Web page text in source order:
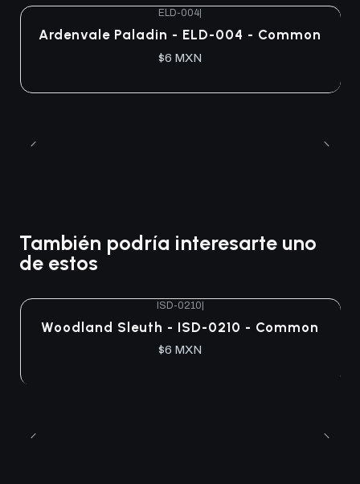
ELD-004
Ardenvale Paladin - ELD-004 - Common
$6 MXN
También podría interesarte uno
de estos
ISD-0210|
Woodland Sleuth - ISD-0210 - Common
$6 MXN